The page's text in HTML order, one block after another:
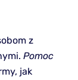
z
Pomoc
jak